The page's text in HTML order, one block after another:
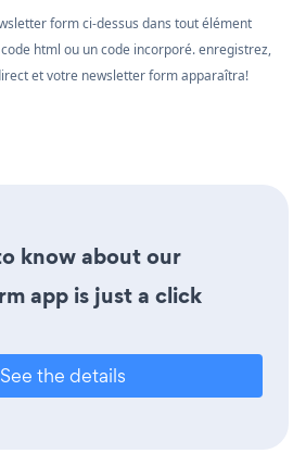
form ci-dessus dans tout élément
html ou un code incorporé. enregistrez,
et votre newsletter form apparaîtra!
know about our
app is just a click
See the details